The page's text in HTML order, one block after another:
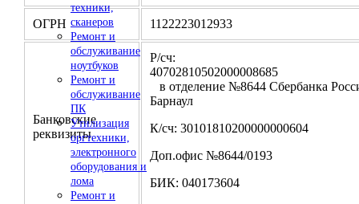
техники,
сканеров
Ремонт и
обслуживание
ноутбуков
Ремонт и
обслуживание
ПК
Утилизация
оргтехники,
электронного
оборудования и
лома
Ремонт и
ОГРН 1122223012933
Банковские
реквизиты
Р/сч:
в отделение №8644 Сбербанка
Барнаул
К/сч: 30101810200000000604
Доп.офис №8644/0193
БИК: 040173604